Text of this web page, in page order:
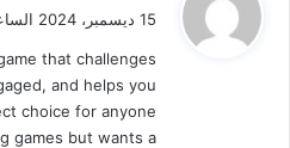
ل
15 ديسمبر، 2024 الساعة 9:04 ص
that challenges
and helps you
choice for anyone
games but wants a